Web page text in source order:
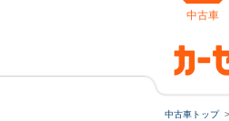
中古車
中古車トップ